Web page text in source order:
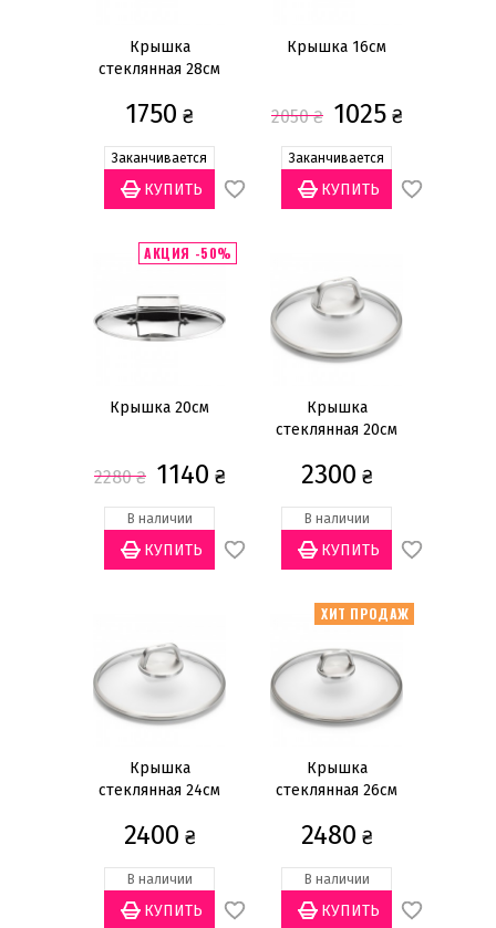
Крышка
стеклянная 28см
1750 ₴
Заканчивается
Крышка 16см
2050₴ 1025₴
Заканчивается
АКЦИЯ -50%
Крышка 20см
2280₴ 1140 ₴
В наличии
Крышка
стеклянная 20см
2300 ₴
В наличии
Крышка
стеклянная 24см
2400 ₴
В наличии
ХИТ ПРОДАЖ
Крышка
стеклянная 26см
2480 ₴
В наличии